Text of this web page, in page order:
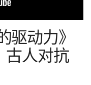
驱动力》
古人对抗